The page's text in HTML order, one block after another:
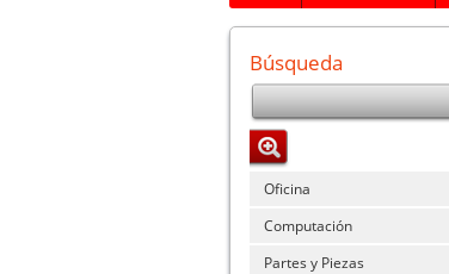
Búsqueda
Oficina
Computación
Partes y Piezas